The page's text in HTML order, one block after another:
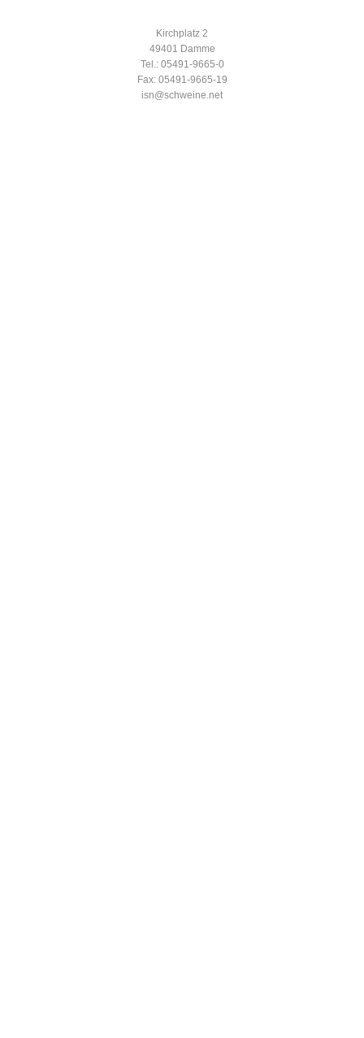
Kirchplatz 2
49401 Damme
Tel.: 05491-9665-0
Fax: 05491-9665-19
isn@schweine.net